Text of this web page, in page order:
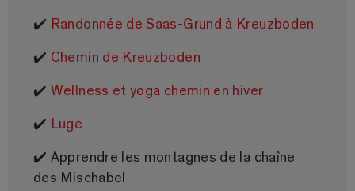
✔️ Randonnée de Saas-Grund à Kreuzboden
✔️ Chemin de Kreuzboden
✔️ Wellness et yoga chemin en hiver
✔️ Luge
✔️ Apprendre les montagnes de la chaîne
des Mischabel